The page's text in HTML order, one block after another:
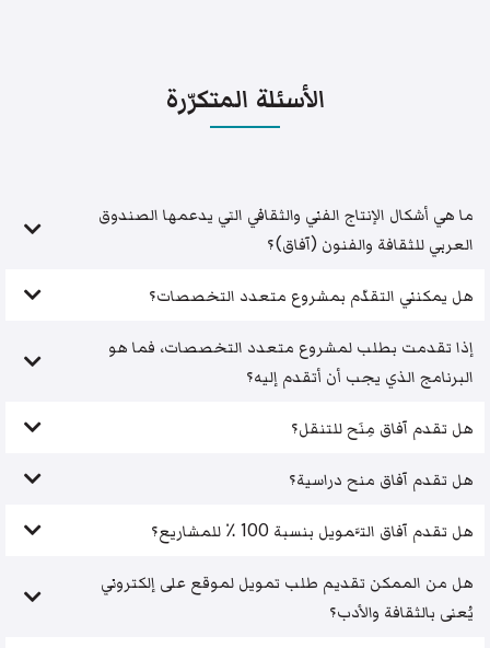
الأسئلة المتكرّرة
ما هي أشكال الإنتاج الفني والثقافي التي يدعمها الصندوق
العربي للثقافة والفنون (آفاق)؟
هل يمكنني التقدّم بمشروع متعدد التخصصات؟
إذا تقدمت بطلب لمشروع متعدد التخصصات، فما هو
البرنامج الذي يجب أن أتقدم إليه؟
هل تقدم آفاق مِنَح للتنقل؟
هل تقدم آفاق منح دراسية؟
هل تقدم آفاق التَّمويل بنسبة 100 ٪ للمشاريع؟
هل من الممكن تقديم طلب تمويل لموقع على إلكتروني
يُعنى بالثقافة والأدب؟